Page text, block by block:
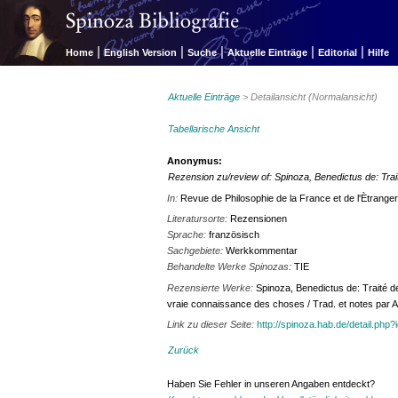
Home | English Version | Suche | Aktuelle Einträge | Editorial | Hilfe
Aktuelle Einträge > Detailansicht (Normalansicht)
Tabellarische Ansicht
Anonymus:
Rezension zu/review of: Spinoza, Benedictus de:
In:Revue de Philosophie de la France et de
Literatursorte:Rezensionen
Sprache:französisch
Sachgebiete:Werkkommentar
Behandelte Werke Spinozas:TIE
Rezensierte Werke:Spinoza, Benedictus de: Traité
vraie connaissance des choses / Trad. et notes par
Link zu dieser Seite:http://spinoza.hab.de/
Zurück
Haben Sie Fehler in unseren Angaben entdeckt?